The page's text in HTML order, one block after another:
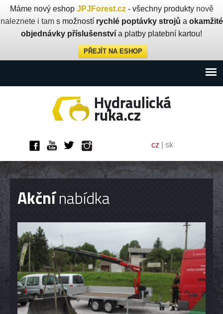
Máme nový eshop JPJForest.cz- všechny produkty nově
naleznete i tams možností rychlé poptávky strojů a okamžité
objednávky příslušenství a platby platební kartou!
PŘEJÍT NA ESHOP
cz sk
Akčnínabídka